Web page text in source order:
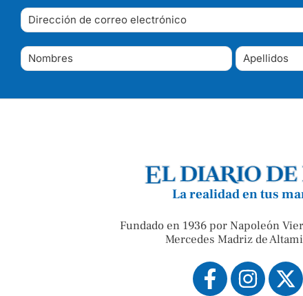
La realidad en tus
Fundado en 1936 por Napoleón
Mercedes Madriz de